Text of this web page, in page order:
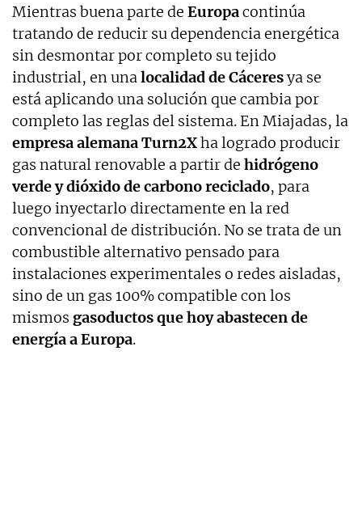
Mientras buena parte de Europacontinúa
tratando de reducir su dependencia energética
sin desmontar por completo su tejido
industrial, en unalocalidad de Cáceresya se
está aplicando una solución que cambia por
completo las reglas del sistema. En Miajadas, la
empresa alemana Turn2Xha logrado producir
gas natural renovable a partir de hidrógeno
verde y dióxido de carbono reciclado, para
luego inyectarlo directamente en la red
convencional de distribución. No se trata de un
combustible alternativo pensado para
instalaciones experimentales o redes aisladas,
sino de un gas 100% compatible con los
mismos gasoductos que hoy abastecen de
energía a Europa.